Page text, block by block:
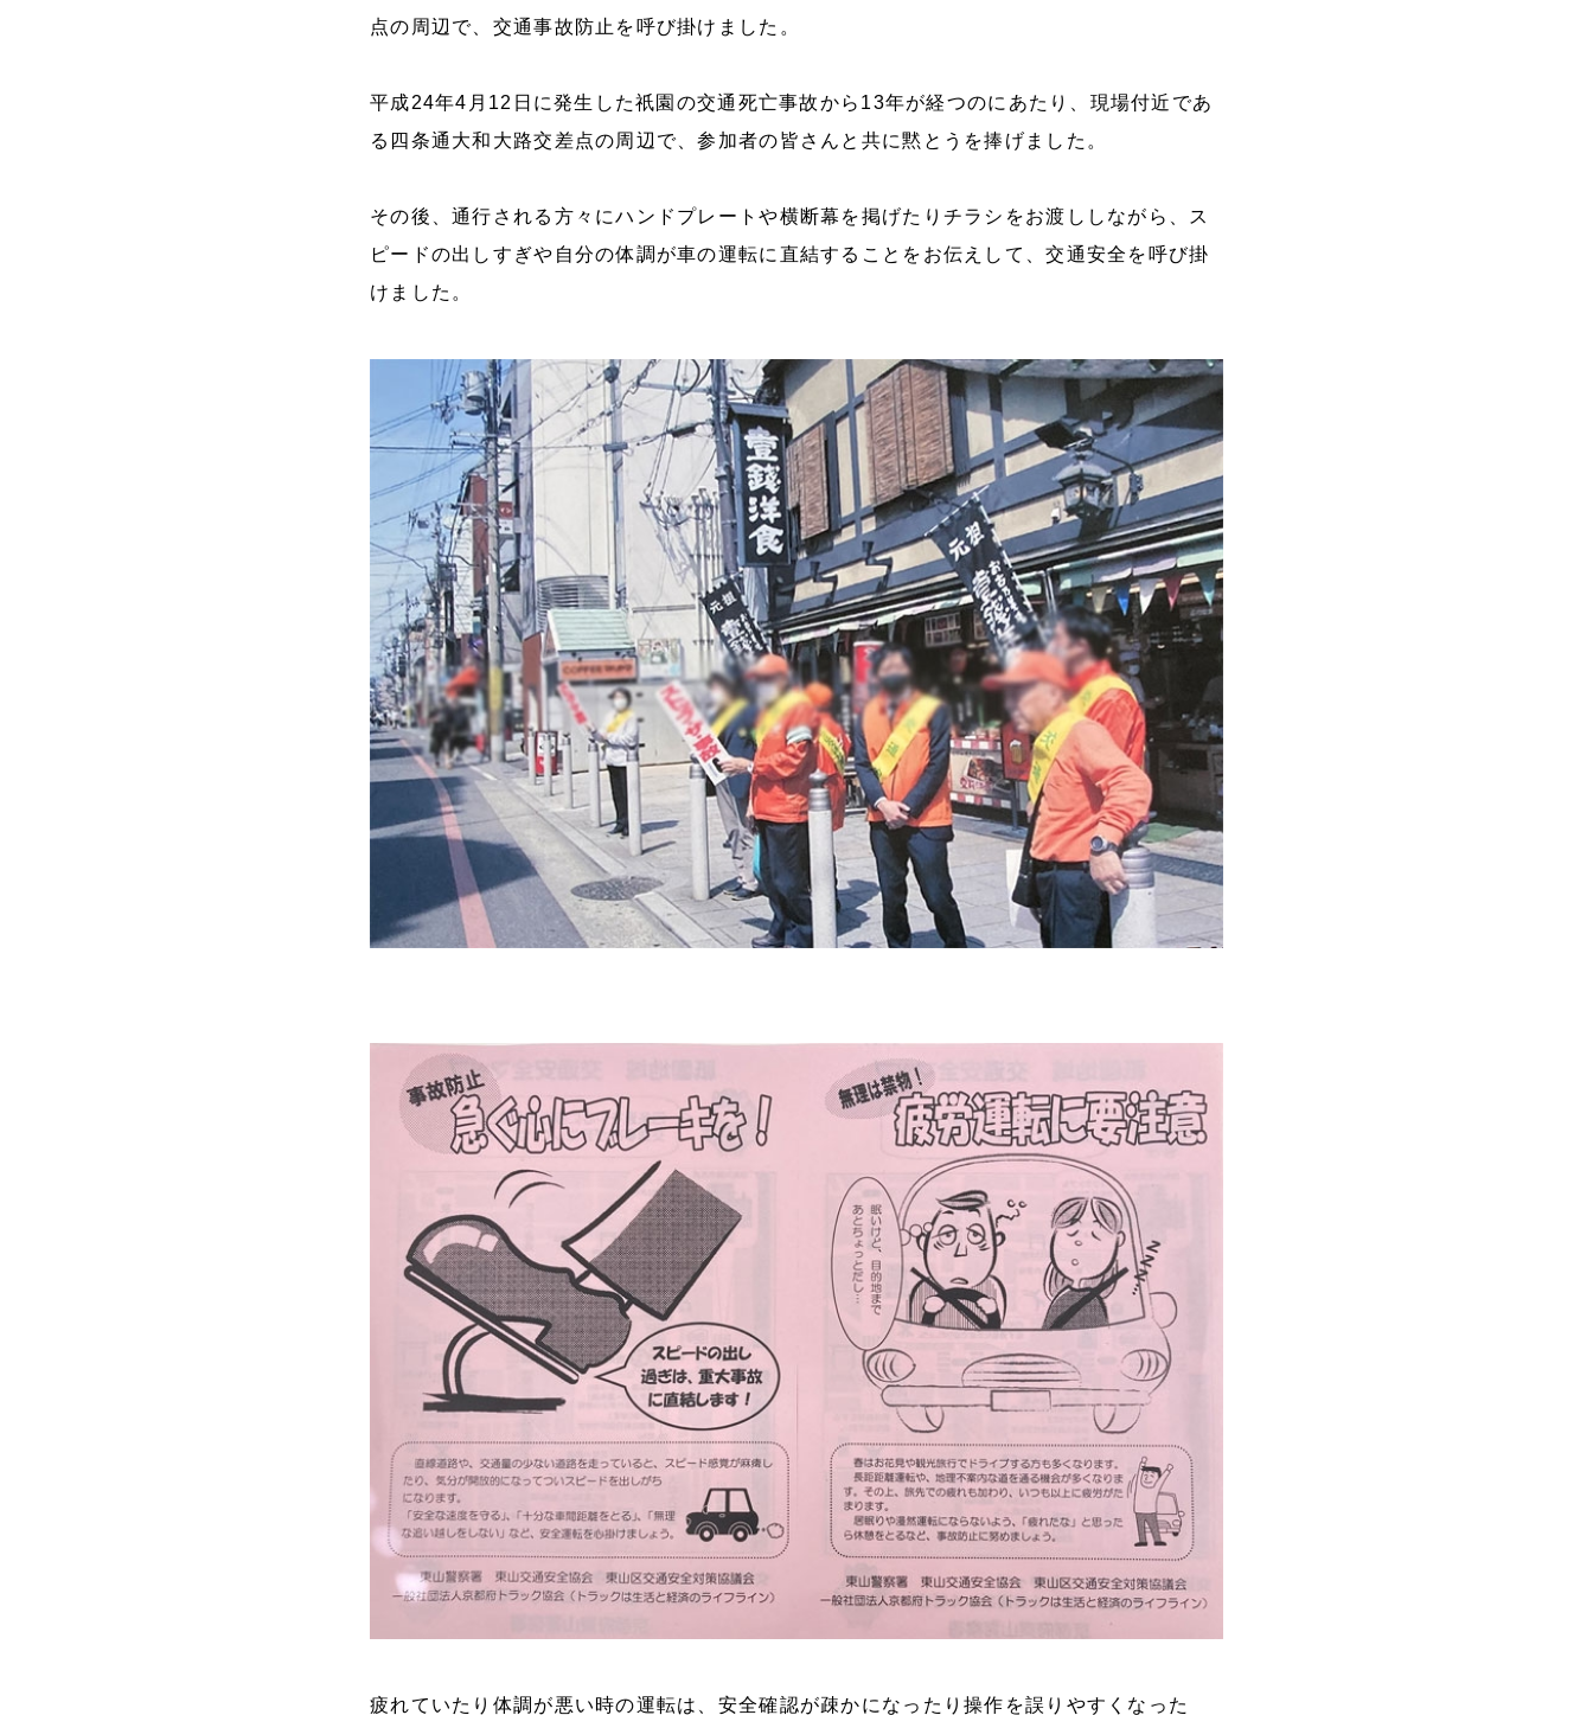
点の周辺で、交通事故防止を呼び掛けました。
平成24年4月12日に発生した祇園の交通死亡事故から13年が経つのにあたり、現場付近であ
る四条通大和大路交差点の周辺で、参加者の皆さんと共に黙とうを捧げました。
その後、通行される方々にハンドプレートや横断幕を掲げたりチラシをお渡ししながら、ス
ピードの出しすぎや自分の体調が車の運転に直結することをお伝えして、交通安全を呼び掛
けました。
疲れていたり体調が悪い時の運転は、安全確認が疎かになったり操作を誤りやすくなった